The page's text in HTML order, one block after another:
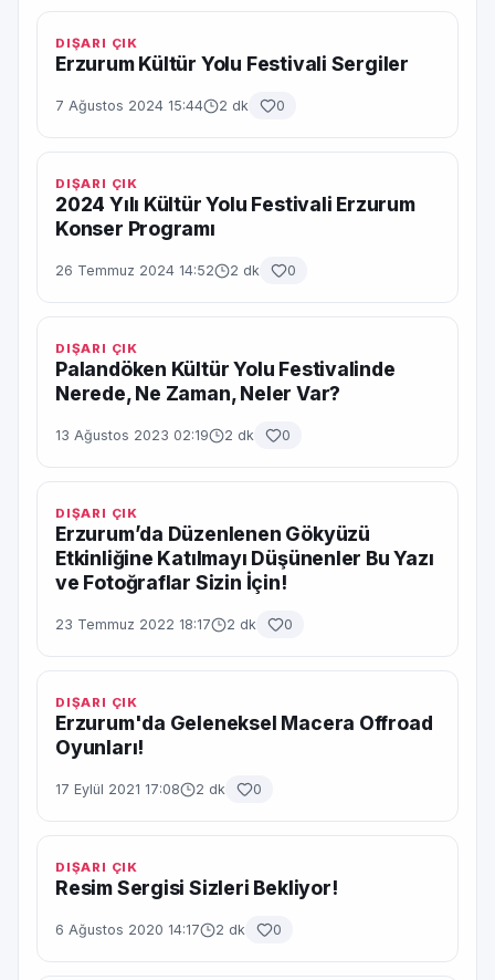
DIŞARI ÇIK
Erzurum Kültür Yolu Festivali Sergiler
7 Ağustos 2024 15:44 2 dk 0
DIŞARI ÇIK
2024 Yılı Kültür Yolu Festivali Erzurum
Konser Programı
26 Temmuz 2024 14:52 2 dk 0
DIŞARI ÇIK
Palandöken Kültür Yolu Festivalinde
Nerede, Ne Zaman, Neler Var?
13 Ağustos 2023 02:19 2 dk 0
DIŞARI ÇIK
Erzurum’da Düzenlenen Gökyüzü
Etkinliğine Katılmayı Düşünenler Bu Yazı
ve Fotoğraflar Sizin İçin!
23 Temmuz 2022 18:17 2 dk 0
DIŞARI ÇIK
Erzurum'da Geleneksel Macera Offroad
Oyunları!
17 Eylül 2021 17:08 2 dk 0
DIŞARI ÇIK
Resim Sergisi Sizleri Bekliyor!
6 Ağustos 2020 14:17 2 dk 0